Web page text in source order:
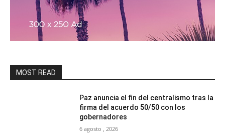
MOST READ
Paz anuncia el fin del centralismo tras la
firma del acuerdo 50/50 con los
gobernadores
6 agosto , 2026